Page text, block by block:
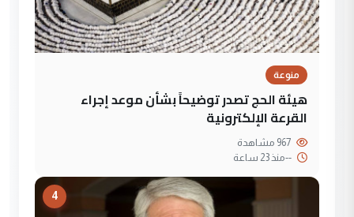
منوعة
هيئة الحج تصدر توضيحاً بشأن موعد إجراء
القرعة الإلكترونية
--منذ 23 ساعة
4